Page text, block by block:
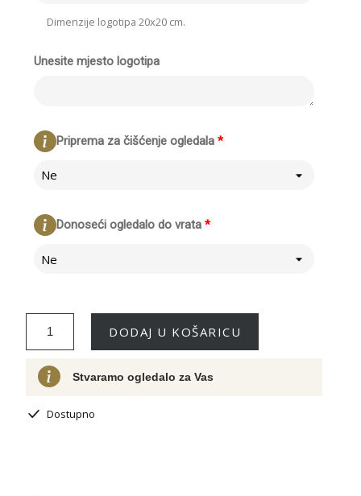
Dimenzije logotipa 20x20 cm.
Unesite mjesto logotipa
*
Priprema za čišćenje ogledala
Ne
*
Donoseći ogledalo do vrata
Ne
DODAJ U KOŠARICU
Stvaramo ogledalo za Vas
Dostupno